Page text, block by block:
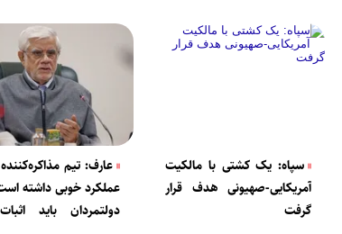
سپاه: یک کشتی با مالکیت
آمریکایی-صهیونی هدف قرار
گرفت
عارف: تیم
عملکرد خوبی داشته
دولتمردان باید